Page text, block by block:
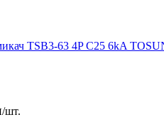
TSB3-63 4P C25 6kA
/шт.